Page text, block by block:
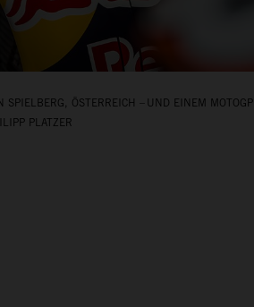
ÖSTERREICH – UND EINEM
PLATZER